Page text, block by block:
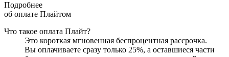
Подробнее
об оплате Плайтом
Что такое оплата Плайт?
Это короткая мгновенная беспроцентная рассрочка.
Вы оплачиваете сразу только 25%, а оставшиеся части